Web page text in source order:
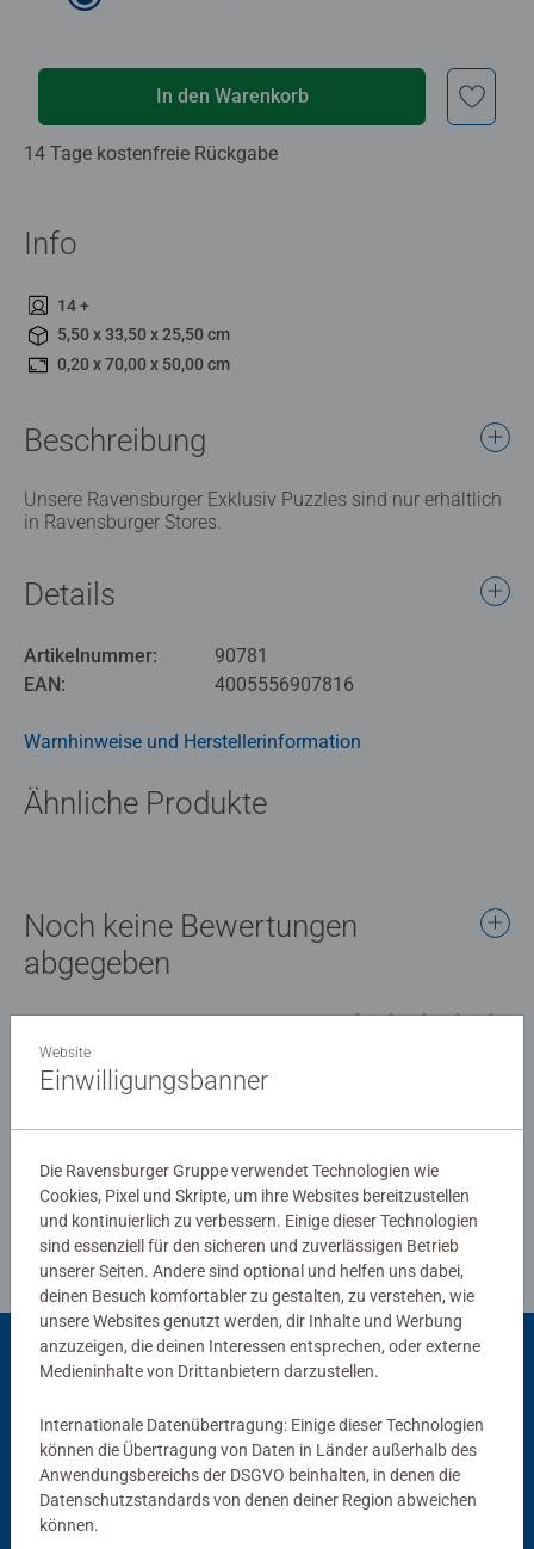
In den Warenkorb
14 Tage kostenfreie Rückgabe
Info
14 +
5,50 x 33,50 x 25,50 cm
0,20 x 70,00 x 50,00 cm
Beschreibung
Unsere Ravensburger Exklusiv Puzzles sind nur erhältlich
in Ravensburger Stores.
Details
Artikelnummer:
90781
EAN:
4005556907816
Warnhinweise und Herstellerinformation
Ähnliche Produkte
Noch keine Bewertungen
abgegeben
Verfasse eine Bewertung
Richtlinien für Bewertungen
Passend dazu
Website
Einwilligungsbanner
Die Ravensburger Gruppe verwendet Technologien wie
Cookies, Pixel und Skripte, um ihre Websites bereitzustellen
und kontinuierlich zu verbessern. Einige dieser Technologien
sind essenziell für den sicheren und zuverlässigen Betrieb
unserer Seiten. Andere sind optional und helfen uns dabei,
deinen Besuch komfortabler zu gestalten, zu verstehen, wie
unsere Websites genutzt werden, dir Inhalte und Werbung
anzuzeigen, die deinen Interessen entsprechen, oder externe
Medieninhalte von Drittanbietern darzustellen.
Internationale Datenübertragung: Einige dieser Technologien
können die Übertragung von Daten in Länder außerhalb des
Anwendungsbereichs der DSGVO beinhalten, in denen die
Datenschutzstandards von denen deiner Region abweichen
können.